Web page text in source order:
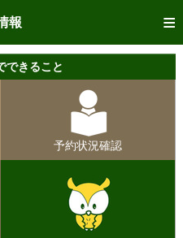
報
できること
予約状況確認